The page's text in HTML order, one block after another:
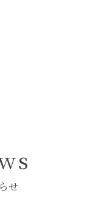
せ